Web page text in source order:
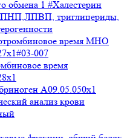
обмена 1 #Халестерин
триглицериды,
время МНО
007
время
А09.05.050x1
анализ крови